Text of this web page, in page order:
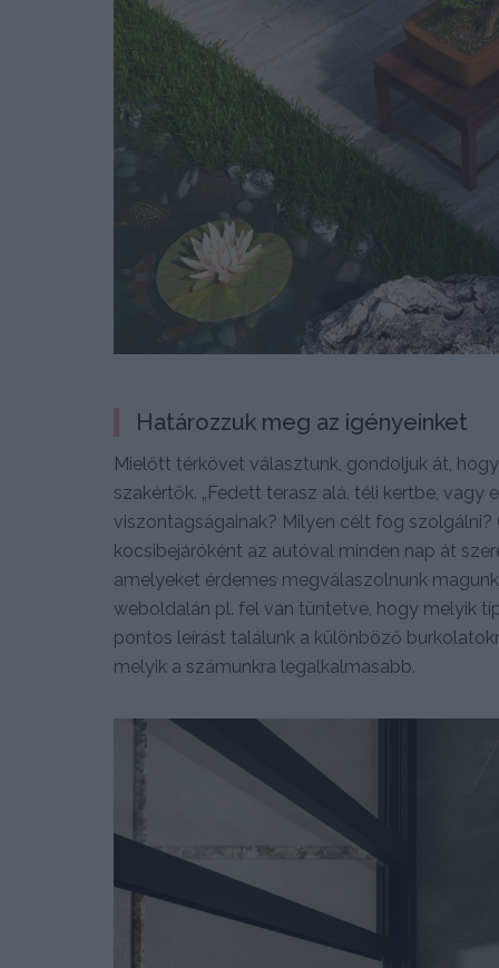
Határozzuk meg az igényeinket
Mielőtt térkövet választunk, gondoljuk át,
szakértők. „Fedett terasz alá, téli kertbe, vagy
viszontagságainak? Milyen célt fog
kocsibejáróként az autóval minden nap át
amelyeket érdemes megválaszolnunk
weboldalán pl. fel van tüntetve, hogy melyik
pontos leírást találunk a különböző
melyik a számunkra legalkalmasabb.